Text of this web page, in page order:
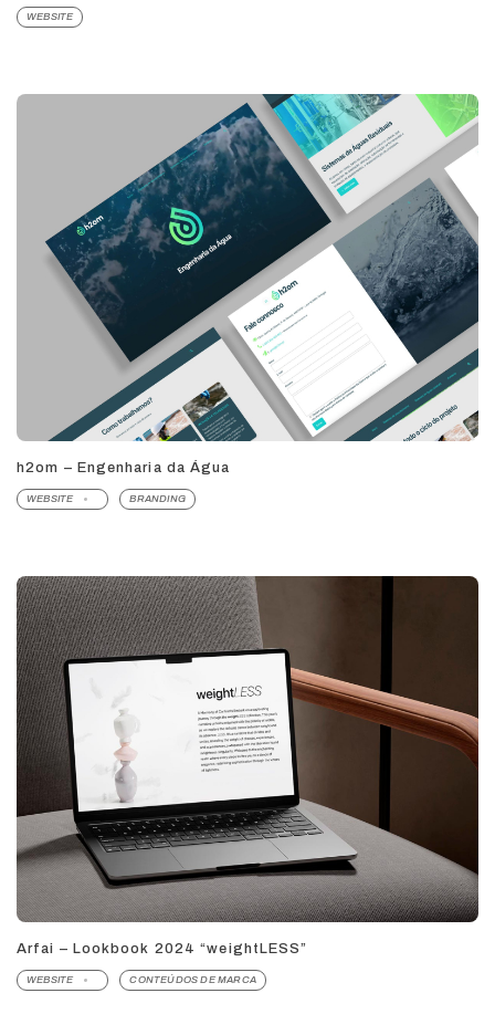
WEBSITE
h2om – Engenharia da Água
WEBSITE BRANDING
Arfai – Lookbook 2024 “weightLESS”
WEBSITE CONTEÚDOS DE MARCA